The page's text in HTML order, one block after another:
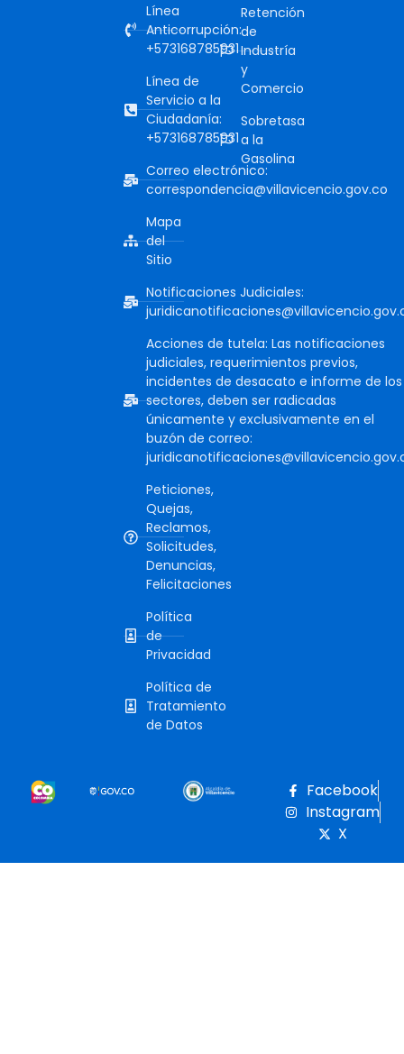
Línea
Anticorrupción:
+573168785931
Línea de
Servicio a la
Ciudadanía:
+573168785931
Correo electrónico:
correspondencia@villavicencio.gov.co
Mapa
del
Sitio
Notificaciones Judiciales:
Acciones de tutela: Las notificaciones
judiciales, requerimientos previos,
incidentes de desacato e informe de los
sectores, deben ser radicadas
únicamente y exclusivamente en el
buzón de correo:
Peticiones,
Quejas,
Reclamos,
Solicitudes,
Denuncias,
Felicitaciones
Política
de
Privacidad
Política de
Tratamiento
de Datos
Retención
de
Industría
y
Comercio
Sobretasa
a la
Gasolina
Facebook
Instagram
X